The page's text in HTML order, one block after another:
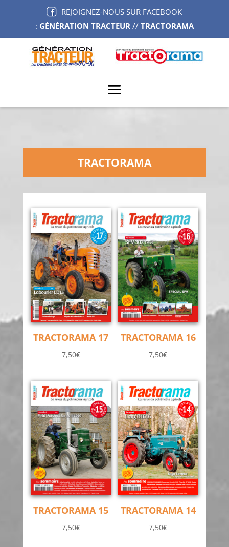
REJOIGNEZ-NOUS SUR FACEBOOK
: GÉNÉRATION TRACTEUR// TRACTORAMA
TRACTORAMA
TRACTORAMA 17
7,50€
TRACTORAMA 16
7,50€
TRACTORAMA 15
7,50€
TRACTORAMA 14
7,50€